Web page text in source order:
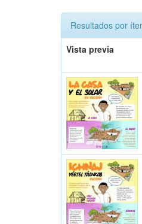
Resultados por
Vista previa